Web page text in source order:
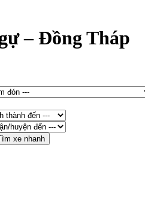
– Đồng Tháp
xe nhanh